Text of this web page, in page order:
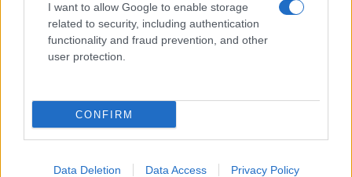
I want to allow Google to enable storage
related to security, including authentication
functionality and fraud prevention, and other
user protection.
CONFIRM
Data Deletion Data Access Privacy Policy
Sognare il fango ha anche dei significati positivi (che
ci crediate o no)
4 È benefico esercitarsi quando si ha il raffreddore?